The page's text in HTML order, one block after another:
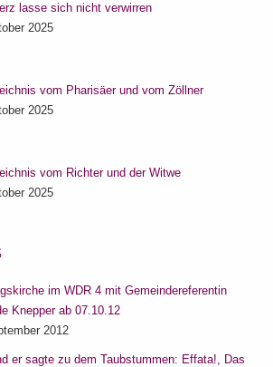
lasse sich nicht verwirren
2025
vom Pharisäer und vom Zöllner
2025
vom Richter und der Witwe
2025
im WDR 4 mit Gemeindereferentin
Knepper ab 07.10.12
2012
er sagte zu dem Taubstummen: Effata!, Das